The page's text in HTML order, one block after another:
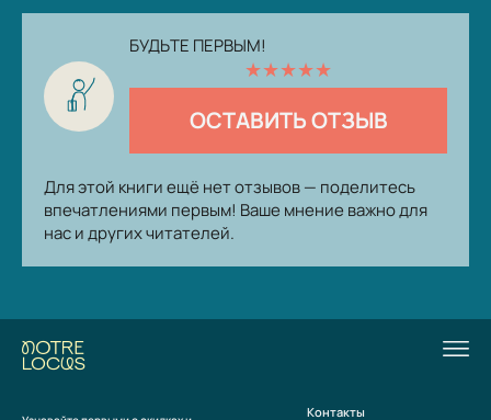
БУДЬТЕ ПЕРВЫМ!
★★★★★
ОСТАВИТЬ ОТЗЫВ
Для этой книги ещё нет отзывов — поделитесь
впечатлениями первым! Ваше мнение важно для
нас и других читателей.
Контакты